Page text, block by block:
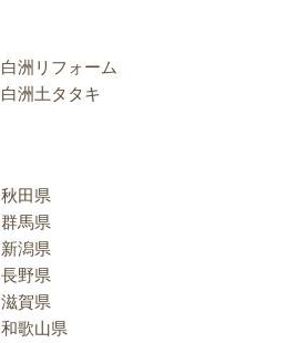
白洲リフォーム
白洲土タタキ
秋田県
群馬県
新潟県
長野県
滋賀県
和歌山県